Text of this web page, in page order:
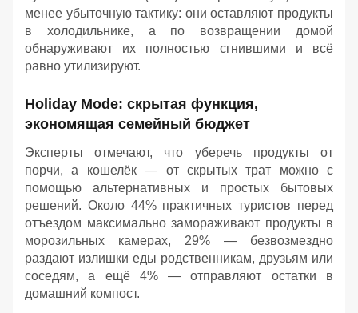
менее убыточную тактику: они оставляют продукты
в холодильнике, а по возвращении домой
обнаруживают их полностью сгнившими и всё
равно утилизируют.
Holiday Mode: скрытая функция,
экономящая семейный бюджет
Эксперты отмечают, что уберечь продукты от
порчи, а кошелёк — от скрытых трат можно с
помощью альтернативных и простых бытовых
решений. Около 44% практичных туристов перед
отъездом максимально замораживают продукты в
морозильных камерах, 29% — безвозмездно
раздают излишки еды родственникам, друзьям или
соседям, а ещё 4% — отправляют остатки в
домашний компост.